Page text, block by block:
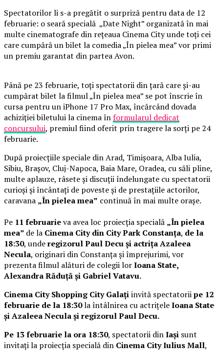
Spectatorilor li s-a pregătit o surpriză pentru data de 12
februarie: o seară specială „Date Night” organizată în mai
multe cinematografe din rețeaua Cinema City unde toți cei
care cumpără un bilet la comedia „În pielea mea” vor primi
un premiu garantat din partea Avon.
Până pe 23 februarie, toți spectatorii din țară care și-au
cumpărat bilet la filmul „În pielea mea” se pot înscrie în
cursa pentru un iPhone 17 Pro Max, încărcând dovada
achiziției biletului la cinema înformularul dedicat
concursului, premiul fiind oferit prin tragere la sorți pe 24
februarie.
După proiecțiile speciale din Arad, Timișoara, Alba Iulia,
Sibiu, Brașov, Cluj-Napoca, Baia Mare, Oradea, cu săli pline,
multe aplauze, râsete și discuții îndelungate cu spectatorii
curioși și încântați de poveste și de prestațiile actorilor,
caravana „În pielea mea” continuă în mai multe orașe.
Pe 11 februarieva avea loc proiecția specială „În pielea
mea” de la Cinema City din City Park Constanța, de la
18:30, underegizorul Paul Decu și actrița Azaleea
Necula, originari din Constanța și împrejurimi, vor
prezenta filmul alături de colegii lorIoana State,
Alexandra Răduță și Gabriel Vatavu.
Cinema City Shopping City Galațiinvită spectatoriipe 12
februarie de la 18:30la întâlnirea cu actrițeleIoana State
și Azaleea Necula și regizorul Paul Decu.
Pe 13 februarie la ora 18:30, spectatorii dinIași sunt
invitați la proiecția specială din Cinema City Iulius Mall,